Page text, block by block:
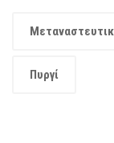
Πυργί